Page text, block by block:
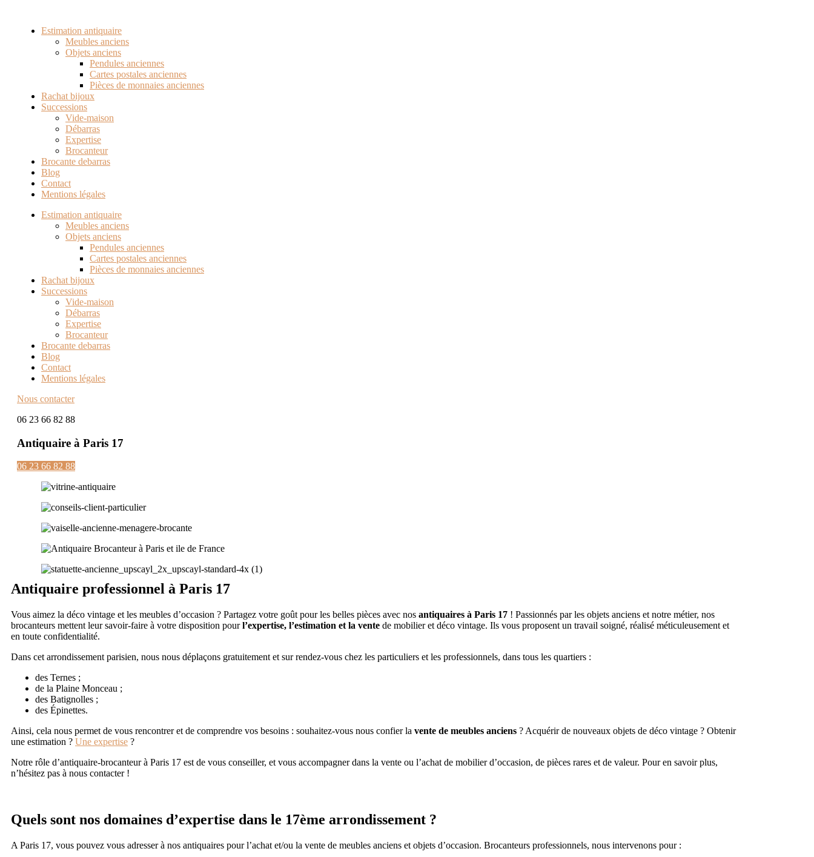
Estimation antiquaire
Meubles anciens
Objets anciens
Pendules anciennes
Cartes postales anciennes
Pièces de monnaies anciennes
Rachat bijoux
Successions
Vide-maison
Débarras
Expertise
Brocanteur
Brocante debarras
Blog
Contact
Mentions légales
Estimation antiquaire
Meubles anciens
Objets anciens
Pendules anciennes
Cartes postales anciennes
Pièces de monnaies anciennes
Rachat bijoux
Successions
Vide-maison
Débarras
Expertise
Brocanteur
Brocante debarras
Blog
Contact
Mentions légales
Nous contacter
06 23 66 82 88
Antiquaire à Paris 17
06 23 66 82 88
Antiquaire professionnel à Paris 17
Vous aimez la déco vintage et les meubles d’occasion ? Partagez votre goût pour les belles pièces avec nos antiquaires à Paris 17 ! Passionnés par les objets anciens et notre métier, nos
brocanteurs mettent leur savoir-faire à votre disposition pourl’expertise, l’estimation et la vente de mobilier et déco vintage. Ils vous proposent un travail soigné, réalisé méticuleusement et
en toute confidentialité.
Dans cet arrondissement parisien, nous nous déplaçons gratuitement et sur rendez-vous chez les particuliers et les professionnels, dans tous les quartiers :
des Ternes ;
de la Plaine Monceau ;
des Batignolles ;
des Épinettes.
Ainsi, cela nous permet de vous rencontrer et de comprendre vos besoins : souhaitez-vous nous confier la vente de meubles anciens ? Acquérir de nouveaux objets de déco vintage ? Obtenir
une estimation ? Une expertise ?
Notre rôle d’antiquaire-brocanteur à Paris 17 est de vous conseiller, et vous accompagner dans la vente ou l’achat de mobilier d’occasion, de pièces rares et de valeur. Pour en savoir plus,
n’hésitez pas à nous contacter !
Quels sont nos domaines d’expertise dans le 17ème arrondissement ?
A Paris 17, vous pouvez vous adresser à nos antiquaires pour l’achat et/ou la vente de meubles anciens et objets d’occasion. Brocanteurs professionnels, nous intervenons pour :